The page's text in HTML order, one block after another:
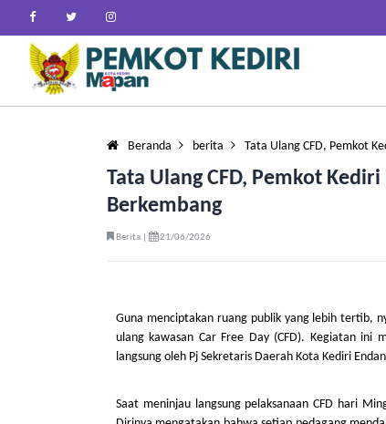
Beranda berita Tata Ulang CFD, Pemkot
Tata Ulang CFD, Pemkot
Berkembang
Berita | 21/06/2026
Guna menciptakan ruang publik yang lebih tertib,
ulang kawasan Car Free Day (CFD). Kegiatan ini
langsung oleh Pj Sekretaris Daerah Kota Kediri
Saat meninjau langsung pelaksanaan CFD hari